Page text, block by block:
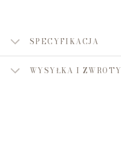
SPECYFIKACJA
WYSYŁKA I ZWROTY